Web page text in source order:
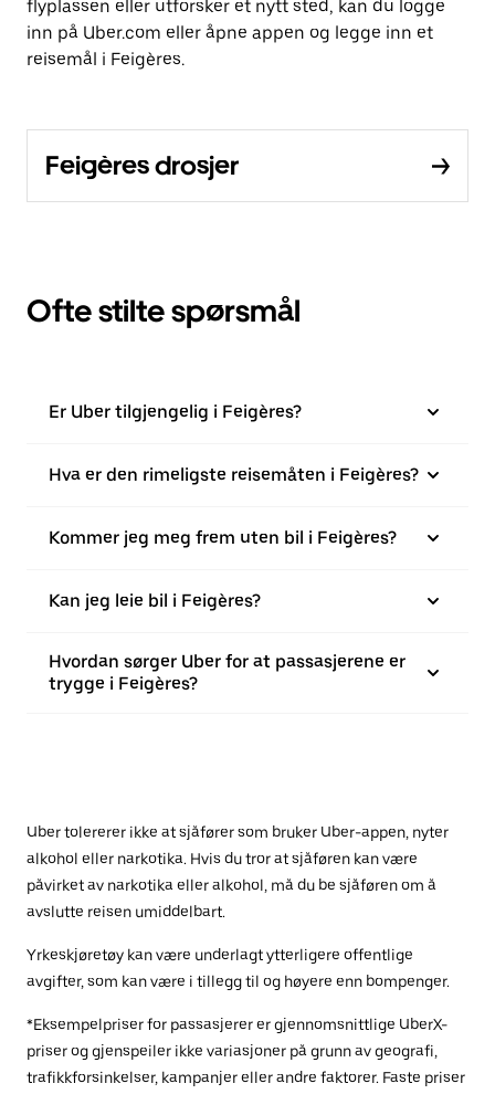
flyplassen eller utforsker et nytt sted, kan du logge
inn på Uber.com eller åpne appen og legge inn et
reisemål i Feigères.
Feigères drosjer
Ofte stilte spørsmål
Er Uber tilgjengelig i Feigères?
Hva er den rimeligste reisemåten i Feigères?
Kommer jeg meg frem uten bil i Feigères?
Kan jeg leie bil i Feigères?
Hvordan sørger Uber for at passasjerene er
trygge i Feigères?
Uber tolererer ikke at sjåfører som bruker Uber-appen, nyter
alkohol eller narkotika. Hvis du tror at sjåføren kan være
påvirket av narkotika eller alkohol, må du be sjåføren om å
avslutte reisen umiddelbart.
Yrkeskjøretøy kan være underlagt ytterligere offentlige
avgifter, som kan være i tillegg til og høyere enn bompenger.
*Eksempelpriser for passasjerer er gjennomsnittlige UberX-
priser og gjenspeiler ikke variasjoner på grunn av geografi,
trafikkforsinkelser, kampanjer eller andre faktorer. Faste priser